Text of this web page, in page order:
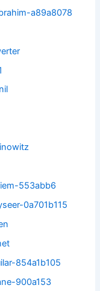
a89a8078
553abb6
0a701b115
854a1b105
900a153